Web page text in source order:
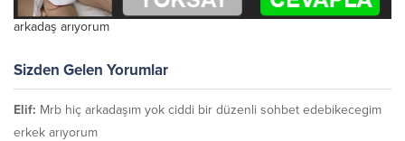
arkadaş arıyorum
Sizden Gelen Yorumlar
Elif: Mrb hiç arkadaşım yok ciddi bir düzenli sohbet edebikecegim
erkek arıyorum